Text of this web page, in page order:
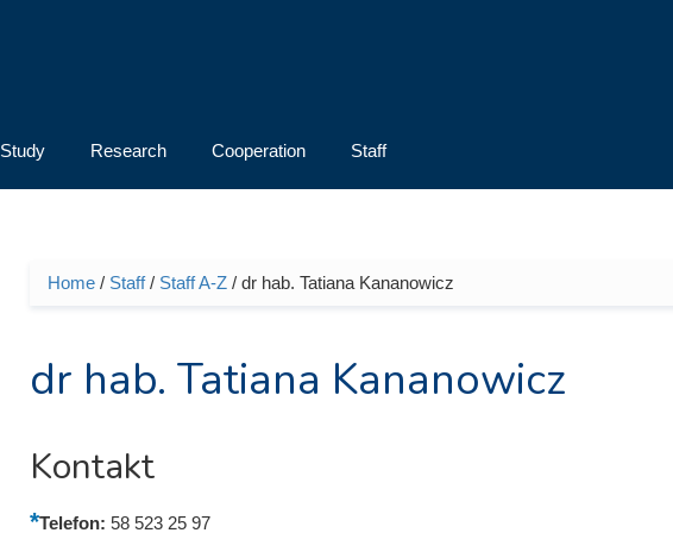
Study Research Cooperation Staff
You are here
Home/ Staff/ Staff A-Z/ dr hab. Tatiana Kananowicz
dr hab. Tatiana Kananowicz
Kontakt
Telefon: 58 523 25 97